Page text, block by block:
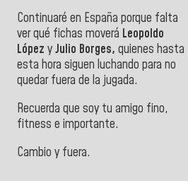
Continuaré en España porque falta
ver qué fichas moverá Leopoldo
López yJulio Borges, quienes hasta
esta hora siguen luchando para no
quedar fuera de la jugada.
Recuerda que soy tu amigo fino,
fitness e importante.
Cambio y fuera.